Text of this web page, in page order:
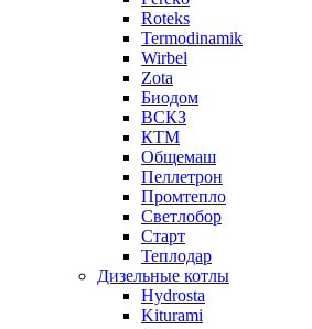
Roteks
Termodinamik
Wirbel
Zota
Биодом
ВСКЗ
КТМ
Общемаш
Пеллетрон
Промтепло
Светлобор
Старт
Теплодар
Дизельные котлы
Hydrosta
Kiturami